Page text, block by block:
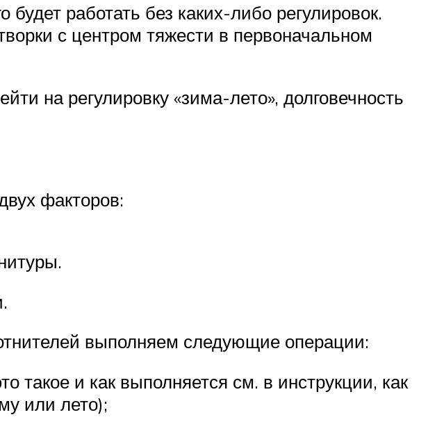
работать без каких-либо регулировок.
с центром тяжести в первоначальном
на регулировку «зима-лето», долговечность
факторов:
выполняем следующие операции:
такое и как выполняется см. в инструкции, как
или лето);